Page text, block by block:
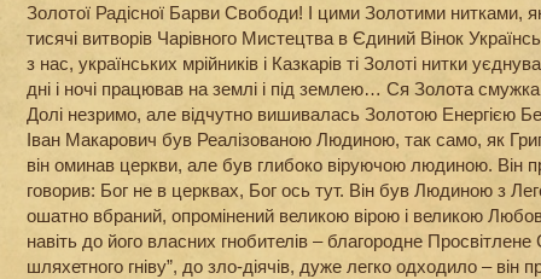
Золотої Радісної Барви Свободи! І цими Золотими нитками,
тисячі витворів Чарівного Мистецтва в Єдиний Вінок
з нас, українських мрійників і Казкарів ті Золоті нитки
дні і ночі працював на землі і під землею… Ся Золота смужка
Долі незримо, але відчутно вишивалась Золотою Енергією
Іван Макарович був Реалізованою Людиною, так само, як
він оминав церкви, але був глибоко віруючою людиною. Він
говорив: Бог не в церквах, Бог ось тут. Він був Людиною з
ошатно вбраний, опромінений великою вірою і великою
навіть до його власних гнобителів – благородне
шляхетного гніву”, до зло-діячів, дуже легко одходило – він